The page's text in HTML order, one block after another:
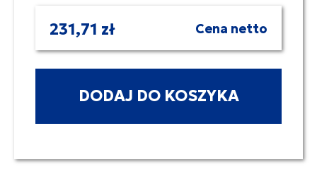
231,71 zł Cena netto
DODAJ DO KOSZYKA